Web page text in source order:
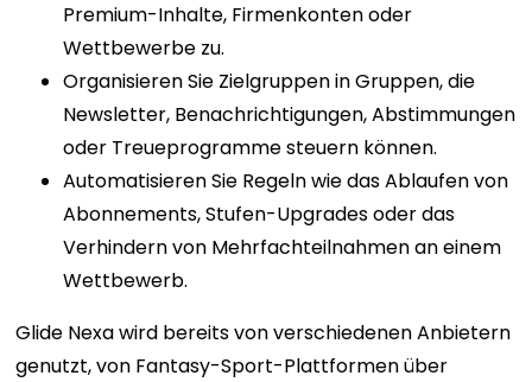
Premium-Inhalte, Firmenkonten oder
Wettbewerbe zu.
Organisieren Sie Zielgruppen in Gruppen, die
Newsletter, Benachrichtigungen, Abstimmungen
oder Treueprogramme steuern können.
Automatisieren Sie Regeln wie das Ablaufen von
Abonnements, Stufen-Upgrades oder das
Verhindern von Mehrfachteilnahmen an einem
Wettbewerb.
Glide Nexa wird bereits von verschiedenen Anbietern
genutzt, von Fantasy-Sport-Plattformen über